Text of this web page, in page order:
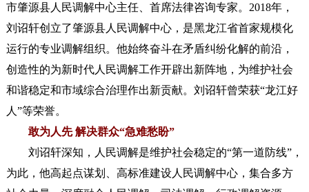
市肇源县人民调解中心主任、首席法律咨询专家。2018年，
刘诏轩创立了肇源县人民调解中心，是黑龙江省首家规模化
运行的专业调解组织。他始终奋斗在矛盾纠纷化解的前沿，
创造性的为新时代人民调解工作开辟出新阵地，为维护社会
和谐稳定和市域综合治理作出新贡献。刘诏轩曾荣获“龙江好
人”等荣誉。
敢为人先 解决群众“急难愁盼”
刘诏轩深知，人民调解是维护社会稳定的“第一道防线”，
为此，他高起点谋划、高标准建设人民调解中心，集合多方